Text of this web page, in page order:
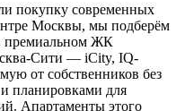
покупку современных
Москвы, мы подберём
премиальном ЖК
Сити — iCity, IQ-
от собственников без
планировками для
Апартаменты этого